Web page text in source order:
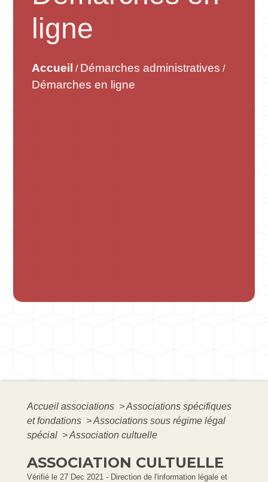
ligne
Accueil / Démarches administratives /
Démarches en ligne
Accueil associations >Associations spécifiques
et fondations >Associations sous régime légal
spécial >Association cultuelle
ASSOCIATION CULTUELLE
Vérifié le 27 Dec 2021 - Direction de l'information légale et